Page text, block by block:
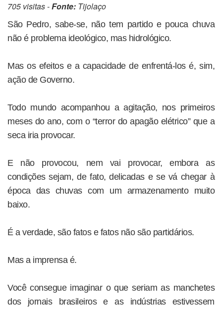
705 visitas -Fonte: Tijolaço
São Pedro, sabe-se, não tem partido e pouca chuva
não é problema ideológico, mas hidrológico.
Mas os efeitos e a capacidade de enfrentá-los é, sim,
ação de Governo.
Todo mundo acompanhou a agitação, nos primeiros
meses do ano, com o “terror do apagão elétrico” que a
seca iria provocar.
E não provocou, nem vai provocar, embora as
condições sejam, de fato, delicadas e se vá chegar à
época das chuvas com um armazenamento muito
baixo.
É a verdade, são fatos e fatos não são partidários.
Mas a imprensa é.
Você consegue imaginar o que seriam as manchetes
dos jornais brasileiros e as indústrias estivessem